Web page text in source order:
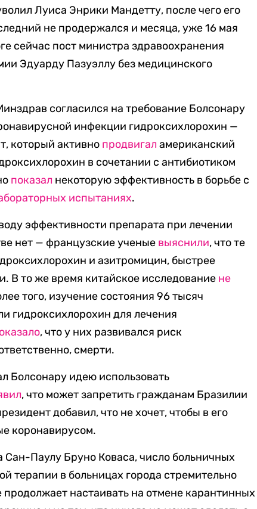
Луиса Энрики Мандетту, после чего его
не продержался и месяца, уже 16 мая
сейчас пост министра здравоохранения
Эдуарду Пазуэллу без медицинского
согласился на требование Болсонару
инфекции гидроксихлорохин —
который активно продвигал американский
в сочетании с антибиотиком
показал некоторую эффективность в борьбе с
испытаниях.
эффективности препарата при лечении
нет — французские ученые выяснили, что те
и азитромицин, быстрее
В то же время китайское исследование не
того, изучение состояния 96 тысяч
гидроксихлорохин для лечения
, что у них развивался риск
смерти.
Болсонару идею использовать
, что может запретить гражданам Бразилии
добавил, что не хочет, чтобы в его
коронавирусом.
Паулу Бруно Коваса, число больничных
терапии в больницах города стремительно
настаивать на отмене карантинных